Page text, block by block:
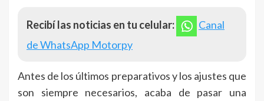
Recibí las noticias en tu celular:
Canal
de WhatsApp Motorpy
Antes de los últimos preparativos y los ajustes que
son siempre necesarios, acaba de pasar una